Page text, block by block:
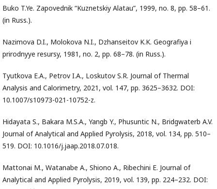
Buko T.Ye. Zapovednik “Kuznetskiy Alatau”, 1999, no. 8, pp. 58–61.
(in Russ.).
Nazimova D.I., Molokova N.I., Dzhanseitov K.K. Geografiya i
prirodnyye resursy, 1981, no. 2, pp. 68–78. (in Russ.).
Tyutkova E.A., Petrov I.A., Loskutov S.R. Journal of Thermal
Analysis and Calorimetry, 2021, vol. 147, pp. 3625–3632. DOI:
10.1007/s10973-021-10752-z.
Hidayata S., Bakara M.S.A., Yangb Y., Phusuntic N., Bridgwaterb A.V.
Journal of Analytical and Applied Pyrolysis, 2018, vol. 134, pp. 510–
519. DOI: 10.1016/j.jaap.2018.07.018.
Mattonai M., Watanabe A., Shiono A., Ribechini E. Journal of
Analytical and Applied Pyrolysis, 2019, vol. 139, pp. 224–232. DOI: